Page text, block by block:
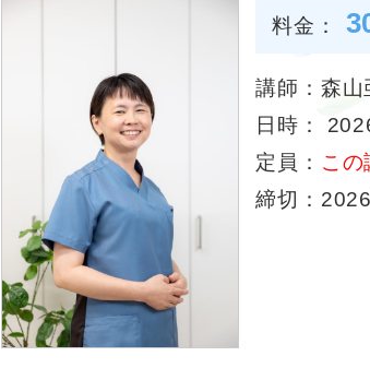
料金：
講師：森山
日時：
定員： この
締切：